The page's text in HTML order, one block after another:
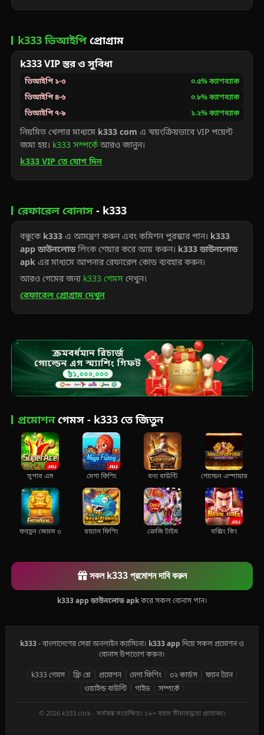
k333 ভিআইপি প্রোগ্রাম
k333 VIP স্তর ও সুবিধা
ভিআইপি ১-৩
০.৫% ক্যাশব্যাক
ভিআইপি ৪-৬
০.৮% ক্যাশব্যাক
ভিআইপি ৭-৯
১.২% ক্যাশব্যাক
নিয়মিত খেলার মাধ্যমে k333 com এ স্বয়ংক্রিয়ভাবে VIP পয়েন্ট
জমা হয়। k333 সম্পর্কেআরও জানুন।
k333 VIP তে যোগ দিন
রেফারেল বোনাস - k333
বন্ধুকে k333 এ আমন্ত্রণ করুন এবং কমিশন পুরস্কার পান। k333
app ডাউনলোডলিংক শেয়ার করে আয় করুন। k333 ডাউনলোড
apk এর মাধ্যমে আপনার রেফারেল কোড ব্যবহার করুন।
আরও গেমের জন্য k333 গেমস দেখুন।
রেফারেল প্রোগ্রাম দেখুন
প্রমোশনগেমস - k333 তে জিতুন
সুপার এস মেগা ফিশিং বন্য বাউন্টি গোল্ডেন এম্পায়ার
ফরচুন জেমস ৩ রয়্যাল ফিশিং ক্রেজি টাইম বক্সিং কিং
সকল k333 প্রমোশন দাবি করুন
k333 app ডাউনলোড apkকরে সকল বোনাস পান।
k333- বাংলাদেশের সেরা অনলাইন ক্যাসিনো। k333 app দিয়ে সকল প্রমোশন ও
বোনাস উপভোগ করুন।
k333 গেমস ফ্রি প্লে প্রমোশন মেগা ফিশিং ৩২ কার্ডস
ফ্যান ট্যান
ওয়াইল্ড বাউন্টি
গাইড সম্পর্কে
© 2026 k333.click - সর্বস্বত্ব সংরক্ষিত। ১৮+ বয়স সীমাবদ্ধতা প্রযোজ্য।